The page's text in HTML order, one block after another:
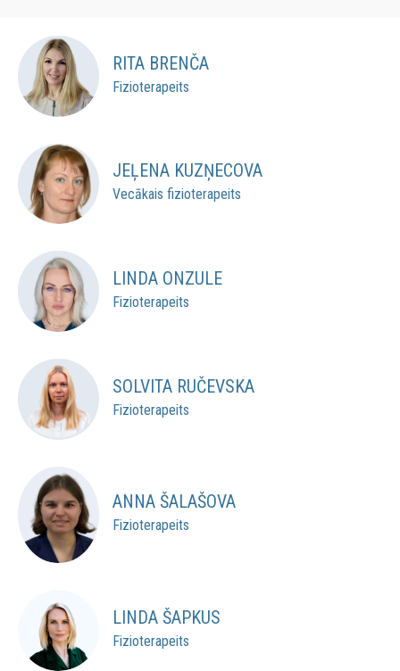
RITA BRENČA
Fizioterapeits
JEĻENA KUZŅECOVA
Vecākais fizioterapeits
LINDA ONZULE
Fizioterapeits
SOLVITA RUČEVSKA
Fizioterapeits
ANNA ŠALAŠOVA
Fizioterapeits
LINDA ŠAPKUS
Fizioterapeits